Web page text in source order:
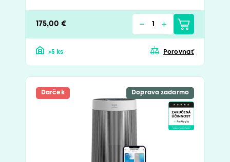
175,00 €
>5 ks Porovnať
Darček Doprava zadarmo